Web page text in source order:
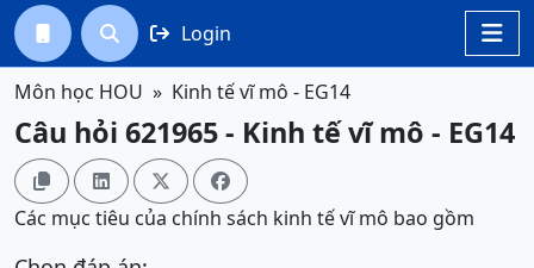

  Login
Môn học HOU Kinh tế vĩ mô - EG14
Câu hỏi 621965 - Kinh tế vĩ mô - EG14
   
Các mục tiêu của chính sách kinh tế vĩ mô bao gồm